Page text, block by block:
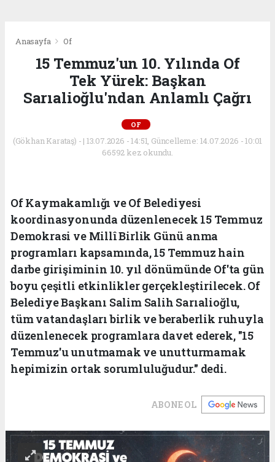
Anasayfa Of
15 Temmuz'un 10. Yılında Of
Tek Yürek: Başkan
Sarıalioğlu'ndan Anlamlı Çağrı
OF
(Gökhan Karataş) - | 13.07.2026 - 14:51, Güncelleme: 14.07.2026 - 10:01
66592 kez okundu.
Of Kaymakamlığı ve Of Belediyesi
koordinasyonunda düzenlenecek 15 Temmuz
Demokrasi ve Millî Birlik Günü anma
programları kapsamında, 15 Temmuz hain
darbe girişiminin 10. yıl dönümünde Of'ta gün
boyu çeşitli etkinlikler gerçekleştirilecek. Of
Belediye Başkanı Salim Salih Sarıalioğlu,
tüm vatandaşları birlik ve beraberlik ruhuyla
düzenlenecek programlara davet ederek, "15
Temmuz'u unutmamak ve unutturmamak
hepimizin ortak sorumluluğudur." dedi.
ABONE OL